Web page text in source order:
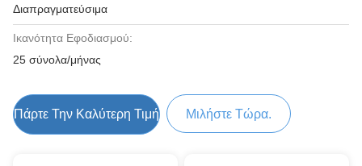
Διαπραγματεύσιμα
Ικανότητα Εφοδιασμού:
25 σύνολα/μήνας
Πάρτε Την Καλύτερη Τιμή Μιλήστε Τώρα.